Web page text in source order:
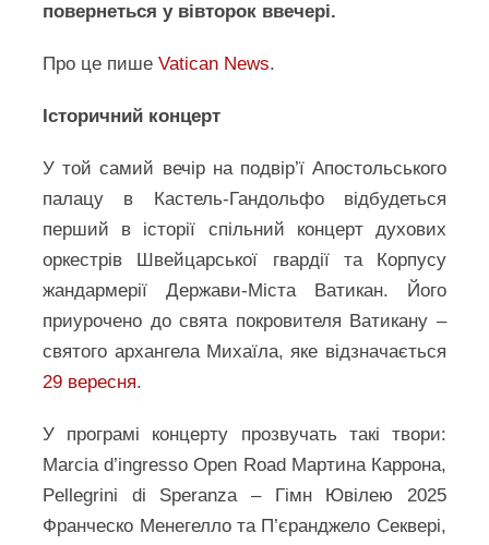
повернеться у вівторок ввечері.
Про це пишеVatican News.
Історичний концерт
У той самий вечір на подвір’ї Апостольського
палацу в Кастель-Гандольфо відбудеться
перший в історії спільний концерт духових
оркестрів Швейцарської гвардії та Корпусу
жандармерії Держави-Міста Ватикан. Його
приурочено до свята покровителя Ватикану –
святого архангела Михаїла, яке відзначається
29 вересня.
У програмі концерту прозвучать такі твори:
Marcia d’ingresso Open Road Мартина Каррона,
Pellegrini di Speranza – Гімн Ювілею 2025
Франческо Менегелло та П’єранджело Секвері,